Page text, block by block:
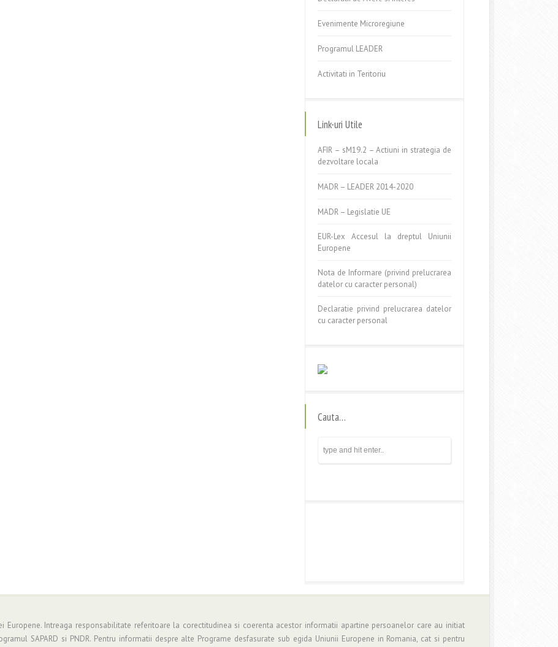
Evenimente Microregiune
Programul LEADER
Activitati in Teritoriu
Link-uri Utile
AFIR – sM19.2 – Actiuni in strategia de
dezvoltare locala
MADR – LEADER 2014-2020
MADR – Legislatie UE
EUR-Lex Accesul la dreptul Uniunii
Europene
Nota de Informare (privind prelucrarea
datelor cu caracter personal)
Declaratie privind prelucrarea datelor
cu caracter personal
Cauta…
Europene. Intreaga responsabilitate referitoare la corectitudinea si coerenta acestor informatii apartine persoanelor care au initiat
SAPARD si PNDR. Pentru informatii despre alte Programe desfasurate sub egida Uniunii Europene in Romania, cat si pentru